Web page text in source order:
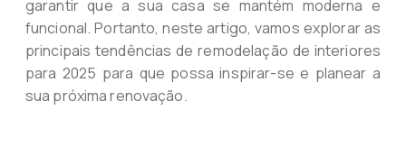
garantir que a sua casa se mantém moderna e
funcional. Portanto, neste artigo, vamos explorar as
principais tendências de remodelação de interiores
para 2025 para que possa inspirar-se e planear a
sua próxima renovação.